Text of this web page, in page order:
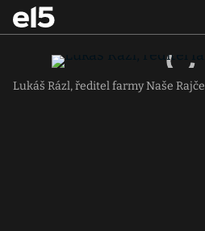
Lukáš Rázl, ředitel farmy Naše Rajče